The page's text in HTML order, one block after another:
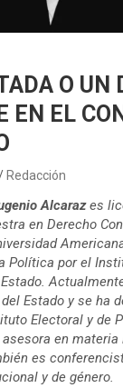
O UN
EN EL
Redacción
Alcarazes
en Derecho
Política por el
Estado y se ha
Electoral y de
asesora en
es
y de género.